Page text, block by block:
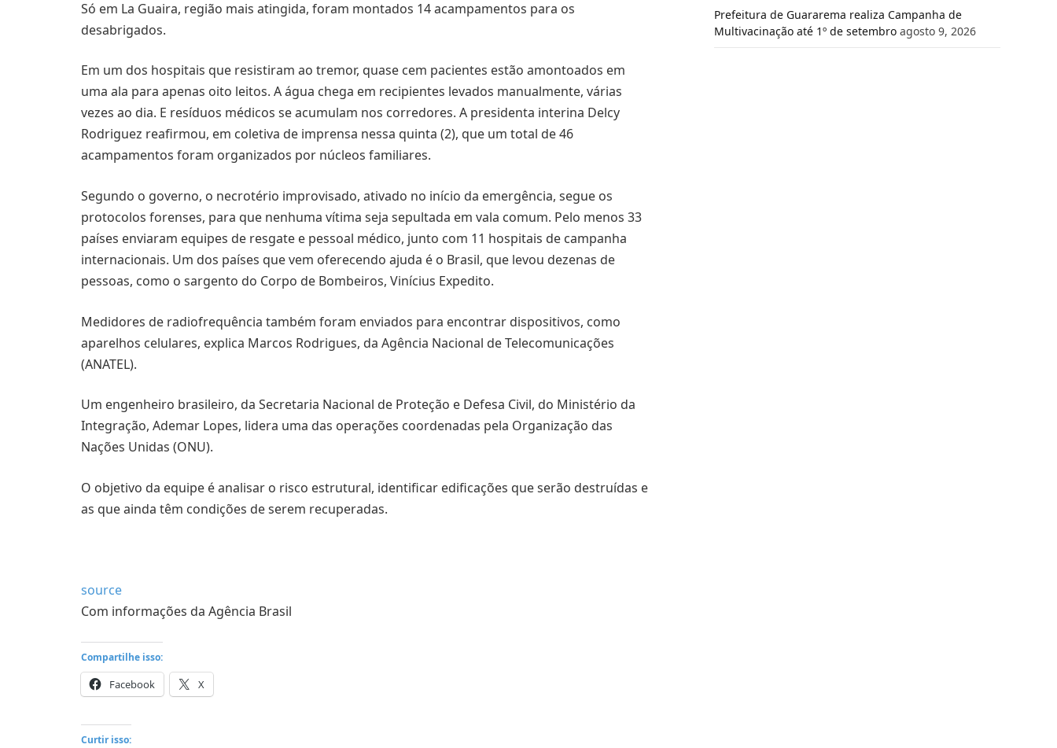
Só em La Guaira, região mais atingida, foram montados 14 acampamentos para os
desabrigados.
Em um dos hospitais que resistiram ao tremor, quase cem pacientes estão amontoados em
uma ala para apenas oito leitos. A água chega em recipientes levados manualmente, várias
vezes ao dia. E resíduos médicos se acumulam nos corredores. A presidenta interina Delcy
Rodriguez reafirmou, em coletiva de imprensa nessa quinta (2), que um total de 46
acampamentos foram organizados por núcleos familiares.
Segundo o governo, o necrotério improvisado, ativado no início da emergência, segue os
protocolos forenses, para que nenhuma vítima seja sepultada em vala comum. Pelo menos 33
países enviaram equipes de resgate e pessoal médico, junto com 11 hospitais de campanha
internacionais. Um dos países que vem oferecendo ajuda é o Brasil, que levou dezenas de
pessoas, como o sargento do Corpo de Bombeiros, Vinícius Expedito.
Medidores de radiofrequência também foram enviados para encontrar dispositivos, como
aparelhos celulares, explica Marcos Rodrigues, da Agência Nacional de Telecomunicações
(ANATEL).
Um engenheiro brasileiro, da Secretaria Nacional de Proteção e Defesa Civil, do Ministério da
Integração, Ademar Lopes, lidera uma das operações coordenadas pela Organização das
Nações Unidas (ONU).
O objetivo da equipe é analisar o risco estrutural, identificar edificações que serão destruídas e
as que ainda têm condições de serem recuperadas.
source
Com informações da Agência Brasil
Compartilhe isso:
Facebook X
Curtir isso:
Prefeitura de Guararema realiza Campanha de
Multivacinação até 1º de setembro agosto 9, 2026